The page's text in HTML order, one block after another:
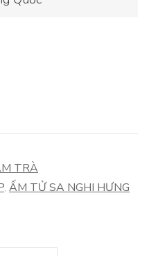
TRÀ
, ẤM TỬ SA NGHI HƯNG